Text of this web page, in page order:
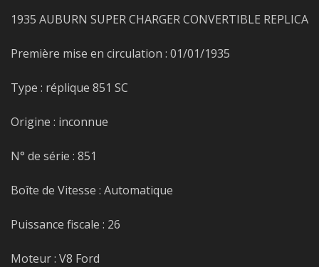
1935 AUBURN SUPER CHARGER CONVERTIBLE REPLICA
Première mise en circulation : 01/01/1935
Type : réplique 851 SC
Origine : inconnue
N° de série : 851
Boîte de Vitesse : Automatique
Puissance fiscale : 26
Moteur : V8 Ford